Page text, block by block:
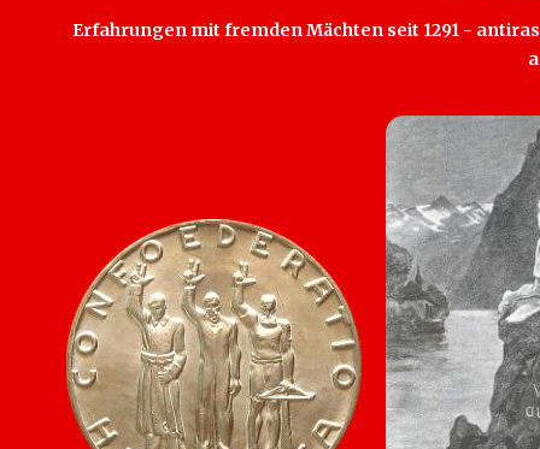
Erfahrungen mit fremden Mächten seit 1291 -